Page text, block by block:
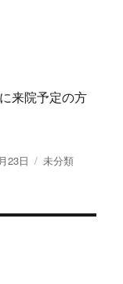
来院予定の方
23日
カ
未分類